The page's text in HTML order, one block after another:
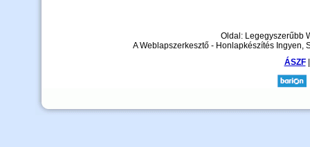
Oldal: Legegyszerűbb
A Weblapszerkesztő - Honlapkészítés Ingyen,
ÁSZF